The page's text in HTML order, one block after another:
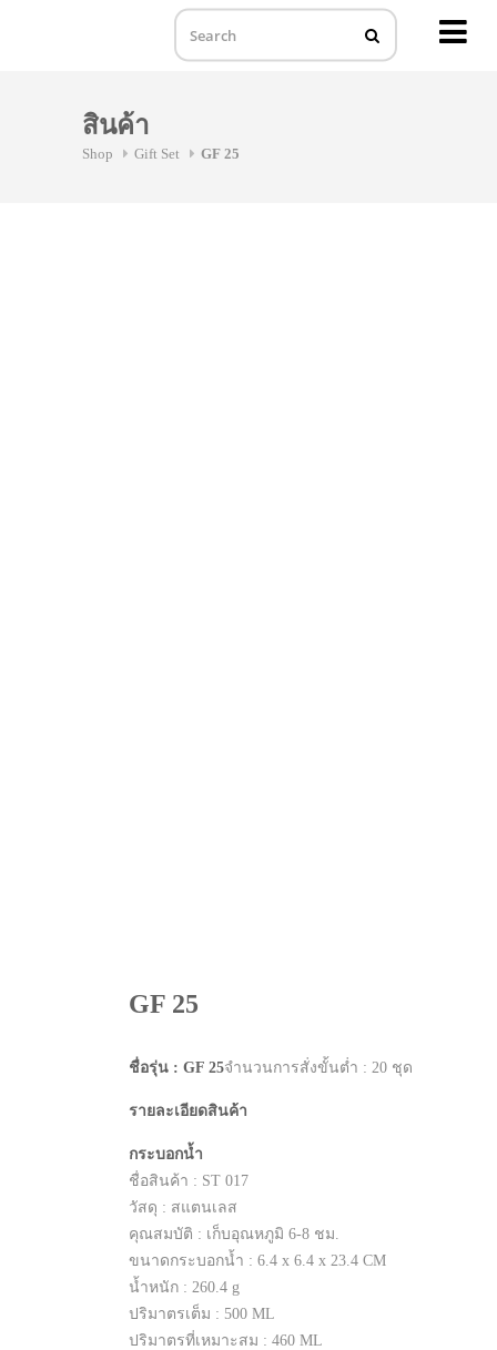
สินค้า
Shop Gift Set GF 25
GF 25
ชื่อรุ่น : GF 25จำนวนการสั่งขั้นต่ำ : 20 ชุด
รายละเอียดสินค้า
กระบอกน้ำ
ชื่อสินค้า : ST 017
วัสดุ : สแตนเลส
คุณสมบัติ : เก็บอุณหภูมิ 6-8 ชม.
ขนาดกระบอกน้ำ : 6.4 x 6.4 x 23.4 CM
น้ำหนัก : 260.4 g
ปริมาตรเต็ม : 500 ML
ปริมาตรที่เหมาะสม : 460 ML